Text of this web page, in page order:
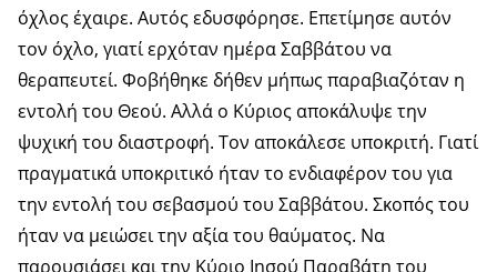
όχλος έχαιρε. Αυτός εδυσφόρησε. Επετίμησε αυτόν
τον όχλο, γιατί ερχόταν ημέρα Σαββάτου να
θεραπευτεί. Φοβήθηκε δήθεν μήπως παραβιαζόταν η
εντολή του Θεού. Αλλά ο Κύριος αποκάλυψε την
ψυχική του διαστροφή. Τον αποκάλεσε υποκριτή. Γιατί
πραγματικά υποκριτικό ήταν το ενδιαφέρον του για
την εντολή του σεβασμού του Σαββάτου. Σκοπός του
ήταν να μειώσει την αξία του θαύματος. Να
παρουσιάσει και την Κύριο Ιησού Παραβάτη του